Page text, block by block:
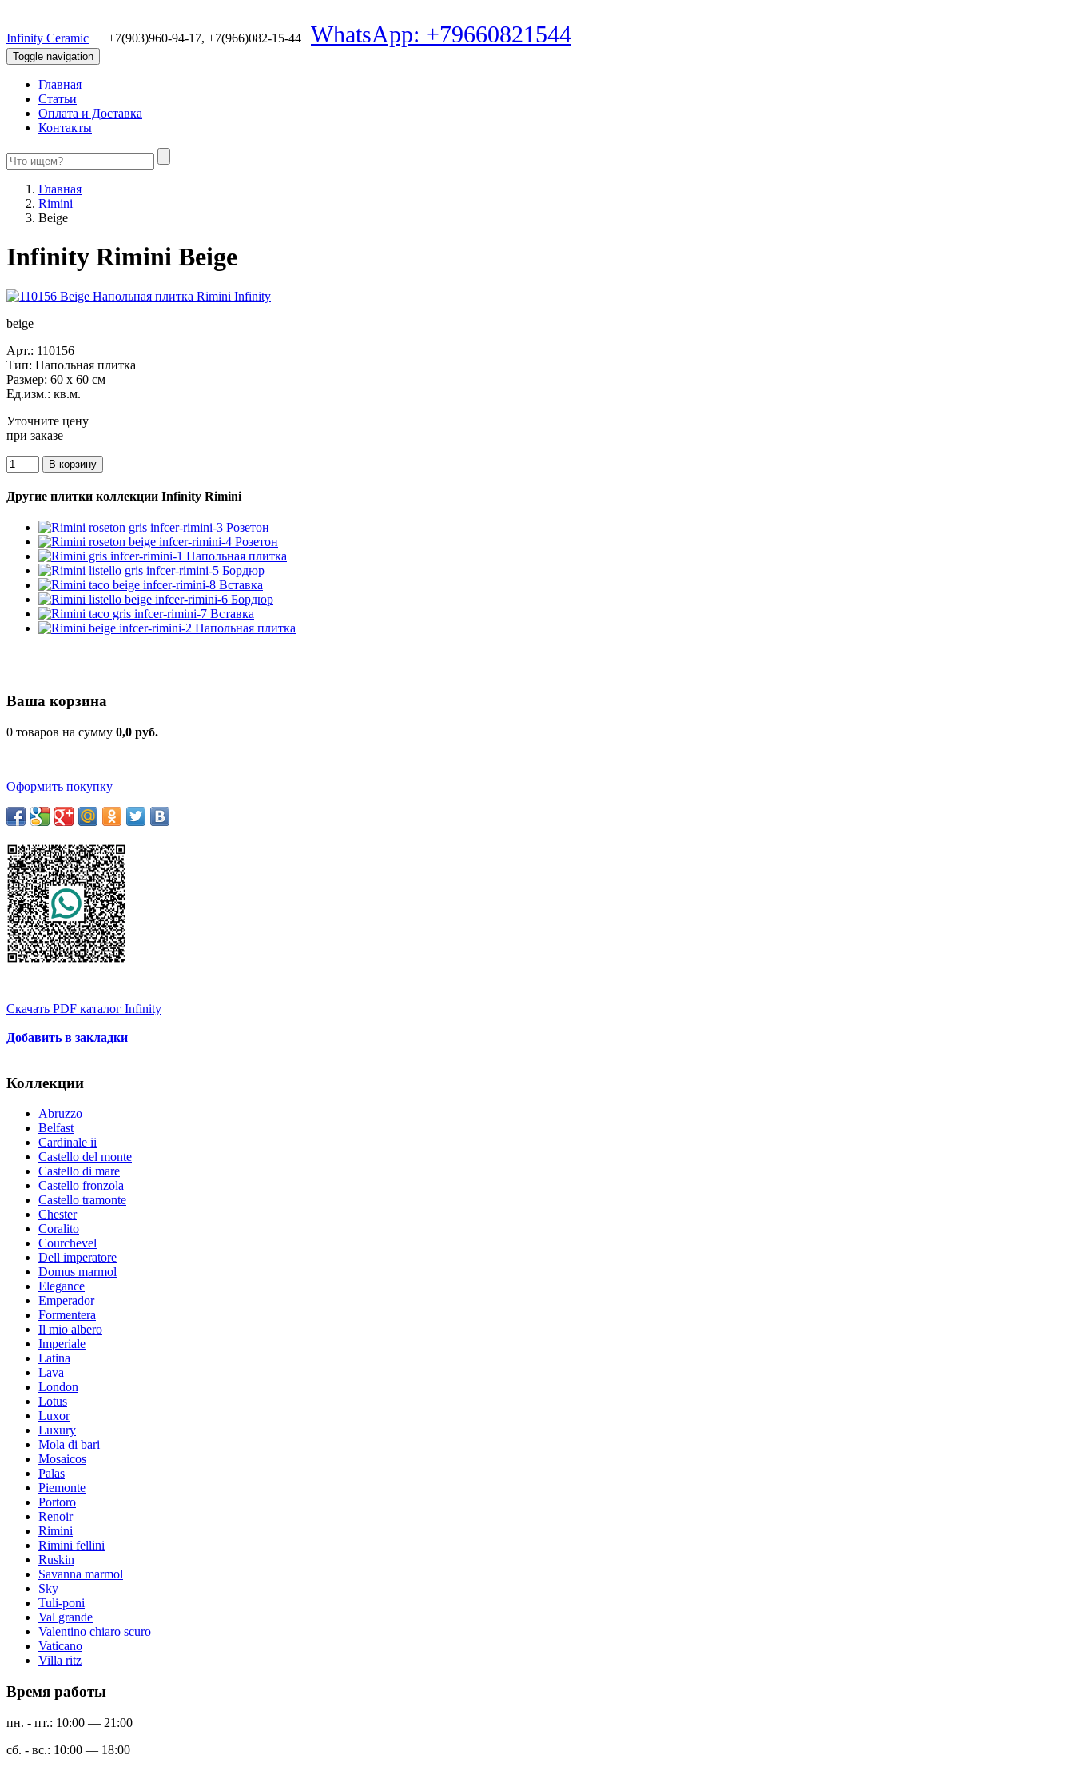
Infinity Ceramic +7(903)960-94-17, +7(966)082-15-44 WhatsApp: +79660821544
Toggle navigation
Главная
Статьи
Оплата и Доставка
Контакты
Главная
Rimini
Beige
Infinity Rimini Beige
beige
Арт.: 110156
Тип: Напольная плитка
Размер: 60 x 60 см
Ед.изм.: кв.м.
Уточните цену
при заказе
Другие плитки коллекции Infinity Rimini
Ваша корзина
0 товаров на сумму 0,0 руб.
Оформить покупку
Скачать PDF каталог Infinity
Добавить в закладки
Коллекции
Abruzzo
Belfast
Cardinale ii
Castello del monte
Castello di mare
Castello fronzola
Castello tramonte
Chester
Coralito
Courchevel
Dell imperatore
Domus marmol
Elegance
Emperador
Formentera
Il mio albero
Imperiale
Latina
Lava
London
Lotus
Luxor
Luxury
Mola di bari
Mosaicos
Palas
Piemonte
Portoro
Renoir
Rimini
Rimini fellini
Ruskin
Savanna marmol
Sky
Tuli-poni
Val grande
Valentino chiaro scuro
Vaticano
Villa ritz
Время работы
пн. - пт.: 10:00 — 21:00
сб. - вс.: 10:00 — 18:00